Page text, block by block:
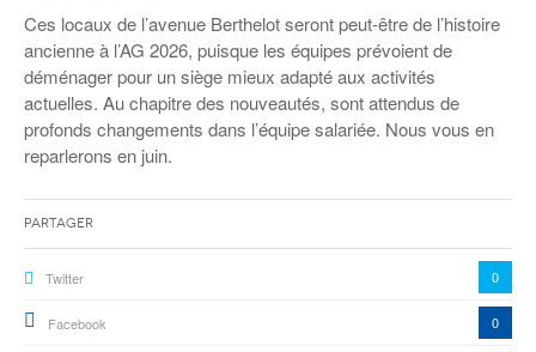
Ces locaux de l’avenue Berthelot seront peut-être de l’histoire
ancienne à l’AG 2026, puisque les équipes prévoient de
déménager pour un siège mieux adapté aux activités
actuelles. Au chapitre des nouveautés, sont attendus de
profonds changements dans l’équipe salariée. Nous vous en
reparlerons en juin.
Partager
Twitter 0
Facebook 0